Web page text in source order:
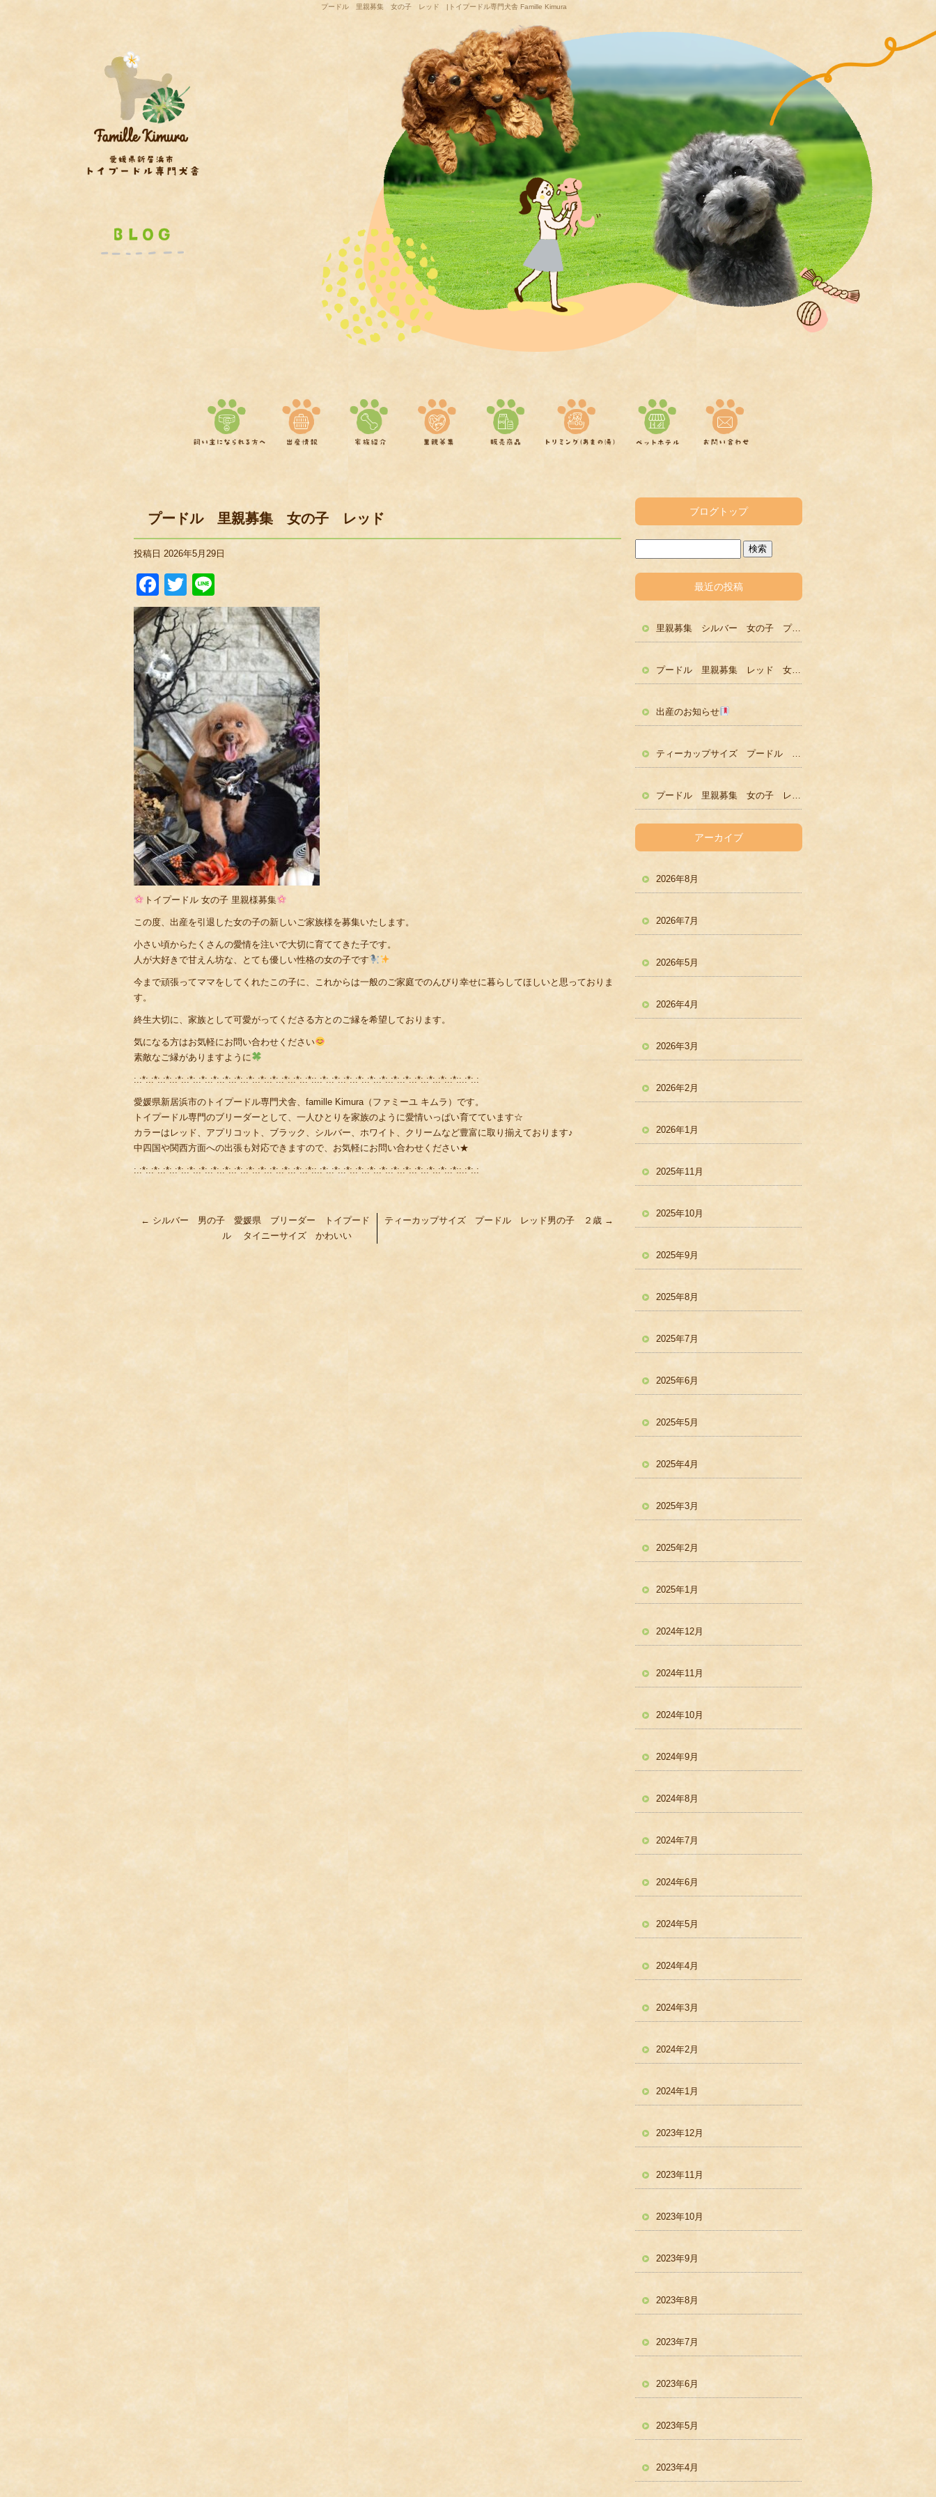
プードル 里親募集 女の子 レッド |トイプードル専門犬舎 Famille Kimura
プードル 里親募集 女の子 レッド
投稿日 2026年5月29日
Facebook
Twitter
トイプードル 女の子 里親様募集
この度、出産を引退した女の子の新しいご家族様を募集いたします。
小さい頃からたくさんの愛情を注いで大切に育ててきた子です。
人が大好きで甘えん坊な、とても優しい性格の女の子です
今まで頑張ってママをしてくれたこの子に、これからは一般のご家庭でのんびり幸せに暮らしてほしいと思っておりま
す。
終生大切に、家族として可愛がってくださる方とのご縁を希望しております。
気になる方はお気軽にお問い合わせください
素敵なご縁がありますように
:.:*:.:*:.:*:.:*:.:*:.:*:.:*:.:*:.:*:.:*:.:*:.:*:.:*:.:*:.:*::.:*:.:*:.:*:.:*:.:*:.:*:.:*:.:*:.:*:.:*:.:*:.:*::.:*:.:
愛媛県新居浜市のトイプードル専門犬舎、famille Kimura（ファミーユ キムラ）です。
トイプードル専門のブリーダーとして、一人ひとりを家族のように愛情いっぱい育てています☆
カラーはレッド、アプリコット、ブラック、シルバー、ホワイト、クリームなど豊富に取り揃えております♪
中四国や関西方面への出張も対応できますので、お気軽にお問い合わせください★
:.:*:.:*:.:*:.:*:.:*:.:*:.:*:.:*:.:*:.:*:.:*:.:*:.:*:.:*:.:*::.:*:.:*:.:*:.:*:.:*:.:*:.:*:.:*:.:*:.:*:.:*:.:*::.:*:.:
← シルバー 男の子 愛媛県 ブリーダー トイプード
ル タイニーサイズ かわいい
ティーカップサイズ プードル レッド男の子 ２歳 →
ブログトップ
最近の投稿
里親募集 シルバー 女の子 プードル かわいい
プードル 里親募集 レッド 女の子 かわいい
出産のお知らせ
ティーカップサイズ プードル レッド男の子 ２歳
プードル 里親募集 女の子 レッド
アーカイブ
2026年8月
2026年7月
2026年5月
2026年4月
2026年3月
2026年2月
2026年1月
2025年11月
2025年10月
2025年9月
2025年8月
2025年7月
2025年6月
2025年5月
2025年4月
2025年3月
2025年2月
2025年1月
2024年12月
2024年11月
2024年10月
2024年9月
2024年8月
2024年7月
2024年6月
2024年5月
2024年4月
2024年3月
2024年2月
2024年1月
2023年12月
2023年11月
2023年10月
2023年9月
2023年8月
2023年7月
2023年6月
2023年5月
2023年4月